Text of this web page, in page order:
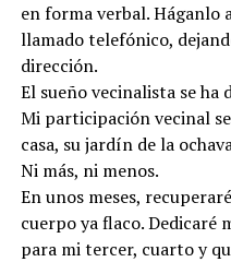
en forma verbal. Háganlo
llamado telefónico,
dirección.
El sueño vecinalista se
Mi participación vecinal
casa, su jardín de la
Ni más, ni menos.
En unos meses,
cuerpo ya flaco. Dedicaré
para mi tercer, cuarto y